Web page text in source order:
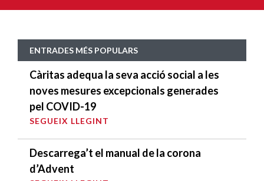
ENTRADES MÉS POPULARS
Càritas adequa la seva acció social a les
noves mesures excepcionals generades
pel COVID-19
SEGUEIX LLEGINT
Descarrega’t el manual de la corona
d’Advent